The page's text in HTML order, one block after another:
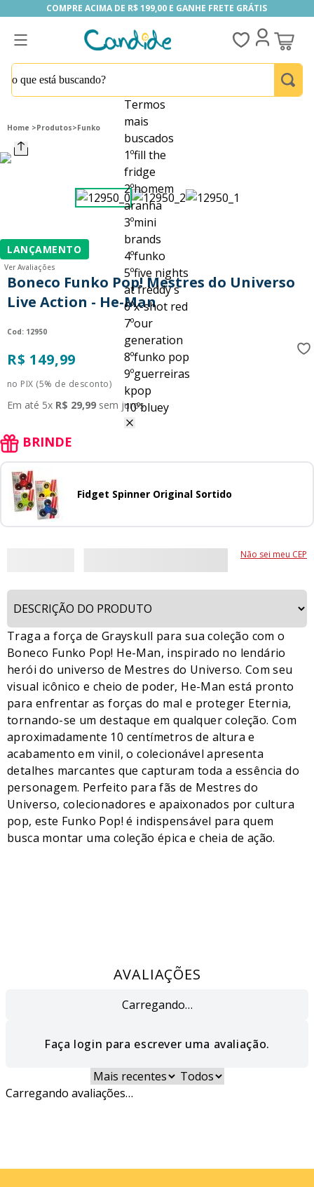
COMPRE ACIMA DE R$ 199,00 E GANHE FRETE GRÁTIS
COMPRE ACIMA DE R$ 199,00 E GANHE FRETE GRÁTIS
o que está buscando?
Produtos Funko
LANÇAMENTO
Ver Avaliações
Boneco Funko Pop! Mestres do Universo
Live Action - He-Man
: 12950
R$ 149,99
no PIX (5% de desconto)
Em até 5x R$ 29,99 sem juros
BRINDE
Fidget Spinner Original Sortido
Não sei meu CEP
Traga a força de Grayskull para sua coleção com o
Boneco Funko Pop! He-Man, inspirado no lendário
herói do universo de Mestres do Universo. Com seu
visual icônico e cheio de poder, He-Man está pronto
para enfrentar as forças do mal e proteger Eternia,
tornando-se um destaque em qualquer coleção. Com
aproximadamente 10 centímetros de altura e
acabamento em vinil, o colecionável apresenta
detalhes marcantes que capturam toda a essência do
personagem. Perfeito para fãs de Mestres do
Universo, colecionadores e apaixonados por cultura
pop, este Funko Pop! é indispensável para quem
busca montar uma coleção épica e cheia de ação.
AVALIAÇÕES
Carregando…
Faça login para escrever uma avaliação.
Mais recentes
Todos
Carregando avaliações…
Termos
mais
buscados
1ºfill the
fridge
2ºhomem
aranha
3ºmini
brands
4ºfunko
5ºfive nights
at freddy s
6ºx-shot red
7ºour
generation
8ºfunko pop
9ºguerreiras
kpop
10ºbluey